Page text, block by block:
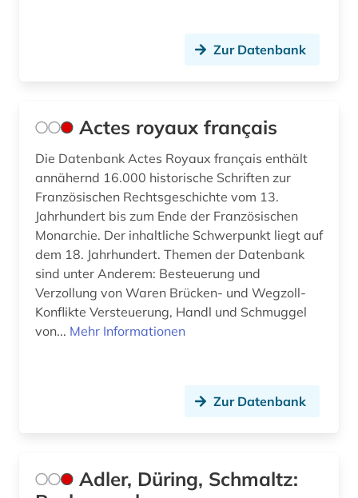
bundesgesetzblatt teil i (1)
bundesländer (1)
bundesministerium (1)
bundesnotarordnung (1)
bundespatentgericht (1)
bundesrecht (13)
bundestag (2)
Zur Datenbank
Actes royaux français
Die Datenbank Actes Royaux français enthält
annähernd 16.000 historische Schriften zur
Französischen Rechtsgeschichte vom 13.
Jahrhundert bis zum Ende der Französischen
Monarchie. Der inhaltliche Schwerpunkt liegt auf
dem 18. Jahrhundert. Themen der Datenbank
sind unter Anderem: Besteuerung und
Verzollung von Waren Brücken- und Wegzoll-
Konflikte Versteuerung, Handl und Schmuggel
von... Mehr Informationen
Zur Datenbank
Adler, Düring, Schmaltz: